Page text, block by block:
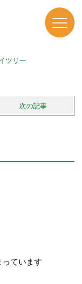
ツリー
次の記事
っています